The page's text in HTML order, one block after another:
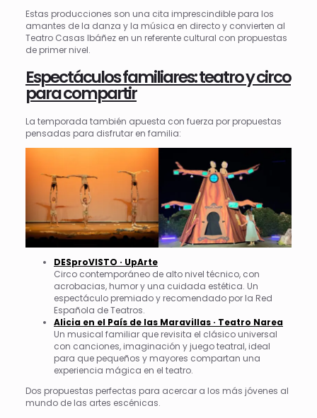
Estas producciones son una cita imprescindible para los
amantes de la danza y la música en directo y convierten al
Teatro Casas Ibáñez en un referente cultural con propuestas
de primer nivel.
Espectáculos familiares: teatro y circo
para compartir
La temporada también apuesta con fuerza por propuestas
pensadas para disfrutar en familia:
DESproVISTO · UpArte
Circo contemporáneo de alto nivel técnico, con
acrobacias, humor y una cuidada estética. Un
espectáculo premiado y recomendado por la Red
Española de Teatros.
Alicia en el País de las Maravillas · Teatro Narea
Un musical familiar que revisita el clásico universal
con canciones, imaginación y juego teatral, ideal
para que pequeños y mayores compartan una
experiencia mágica en el teatro.
Dos propuestas perfectas para acercar a los más jóvenes al
mundo de las artes escénicas.